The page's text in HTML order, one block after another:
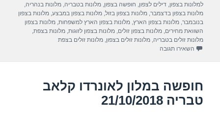
b
o
o
k
A
p
p
a
m
למלונות בצפון,דילים לצפון, חופשה בצפון,מלונות בטבריה,מלונות בנהריה,
מלונות בצפון בדצמבר,מלונות בצפון בזול,מלונות בצפון במבצע,מלונות בצפון
בנובמבר,מלונות בצפון הארץ,מלונות בצפון הארץ למשפחות,מלונות בצפון
השוואת מחירים,מלונות בצפון זולים,מלונות בצפון לזוגות,מלונות בצפת,
מלונות זולים בטבריה,מלונות זולים בצפון,מלונות זולים בצפת
השאירו תגובה
חופשה במלון לאונרדו קלאב
טבריה 21/10/2018